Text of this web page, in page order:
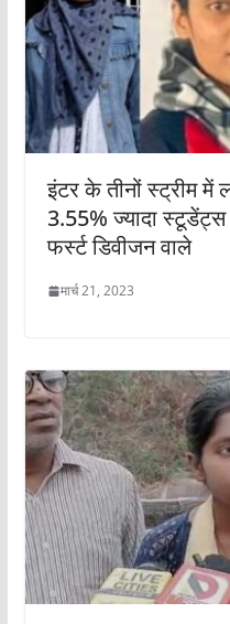
इंटर के तीनों स्ट्रीम में
3.55% ज्यादा
फर्स्ट डिवीजन वाले
मार्च 21, 2023